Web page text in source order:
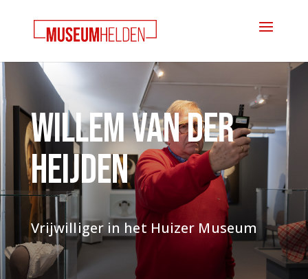
Willem van der
Heijden
Vrijwilliger in het Huizer Museum